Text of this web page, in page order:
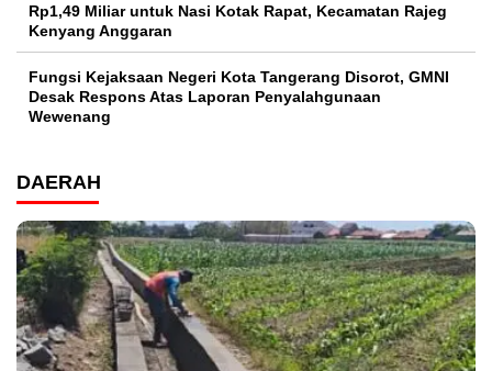
Rp1,49 Miliar untuk Nasi Kotak Rapat, Kecamatan Rajeg
Kenyang Anggaran
Fungsi Kejaksaan Negeri Kota Tangerang Disorot, GMNI
Desak Respons Atas Laporan Penyalahgunaan
Wewenang
DAERAH